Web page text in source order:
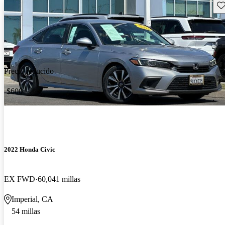
Precio reducido
-$600
2022 Honda Civic
EX FWD 60,041 millas
Imperial, CA
54 millas